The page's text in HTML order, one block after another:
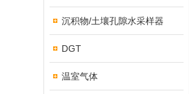
沉积物/土壤孔隙水采样器
DGT
温室气体